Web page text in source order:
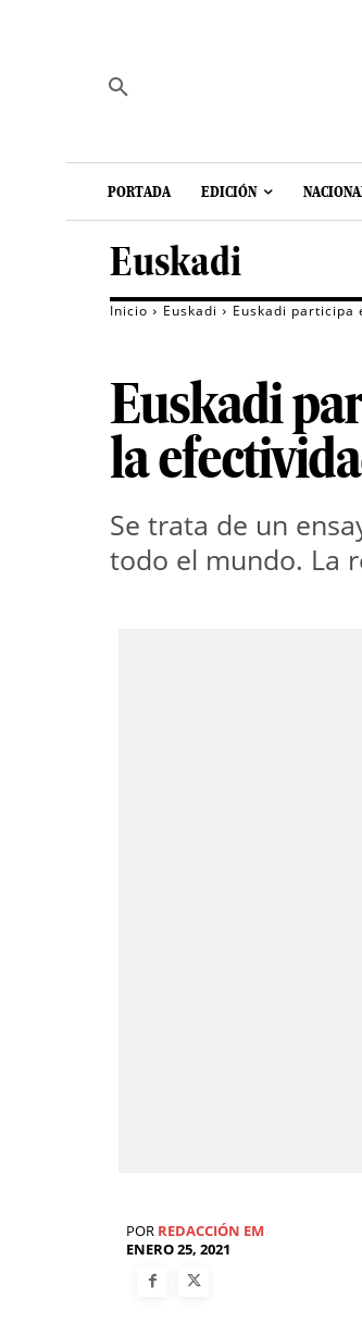
PORTADA EDICIÓN
Euskadi
Inicio Euskadi Euskadi participa
Euskadi
la
Se trata de un
todo el mundo. La
POR REDACCIÓN EM
ENERO 25, 2021